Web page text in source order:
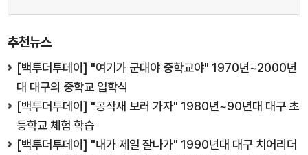
추천뉴스
[백투더투데이] "여기가 군대야 중학교야" 1970년~2000년
대 대구의 중학교 입학식
[백투더투데이] "공작새 보러 가자" 1980년~90년대 대구 초
등학교 체험 학습
[백투더투데이] "내가 제일 잘나가" 1990년대 대구 치어리더